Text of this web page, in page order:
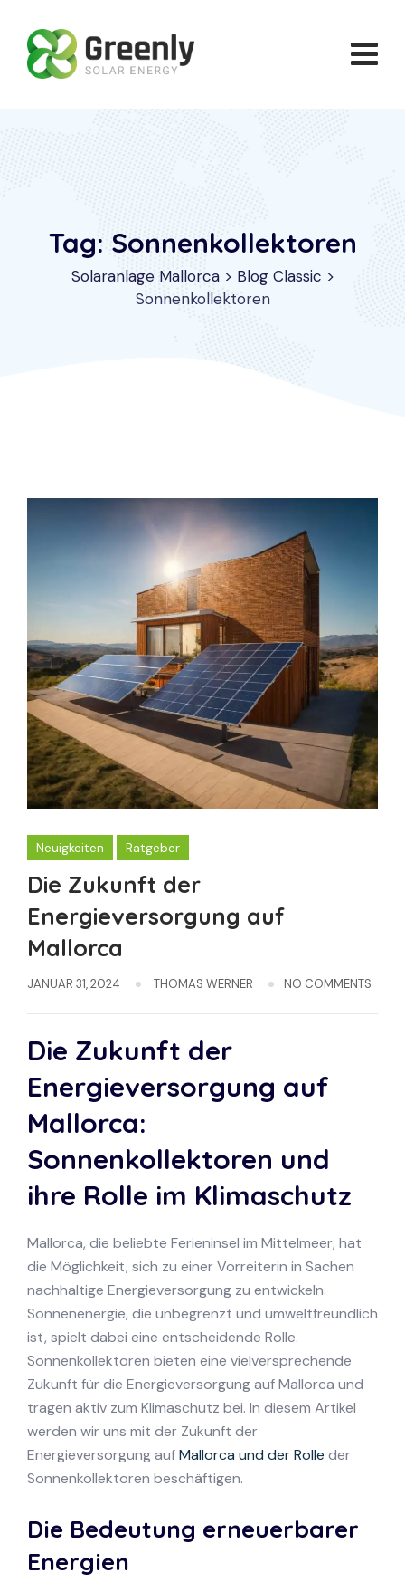
content
Tag: Sonnenkollektoren
Solaranlage Mallorca> Blog Classic >
Sonnenkollektoren
Neuigkeiten Ratgeber
Die Zukunft der
Energieversorgung auf
Mallorca
JANUAR 31, 2024 THOMAS WERNER NO COMMENTS
Die Zukunft der
Energieversorgung auf
Mallorca:
Sonnenkollektoren und
ihre Rolle im Klimaschutz
Mallorca, die beliebte Ferieninsel im Mittelmeer, hat
die Möglichkeit, sich zu einer Vorreiterin in Sachen
nachhaltige Energieversorgung zu entwickeln.
Sonnenenergie, die unbegrenzt und umweltfreundlich
ist, spielt dabei eine entscheidende Rolle.
Sonnenkollektoren bieten eine vielversprechende
Zukunft für die Energieversorgung auf Mallorca und
tragen aktiv zum Klimaschutz bei. In diesem Artikel
werden wir uns mit der Zukunft der
Energieversorgung aufMallorca und der Rolle der
Sonnenkollektoren beschäftigen.
Die Bedeutung erneuerbarer
Energien